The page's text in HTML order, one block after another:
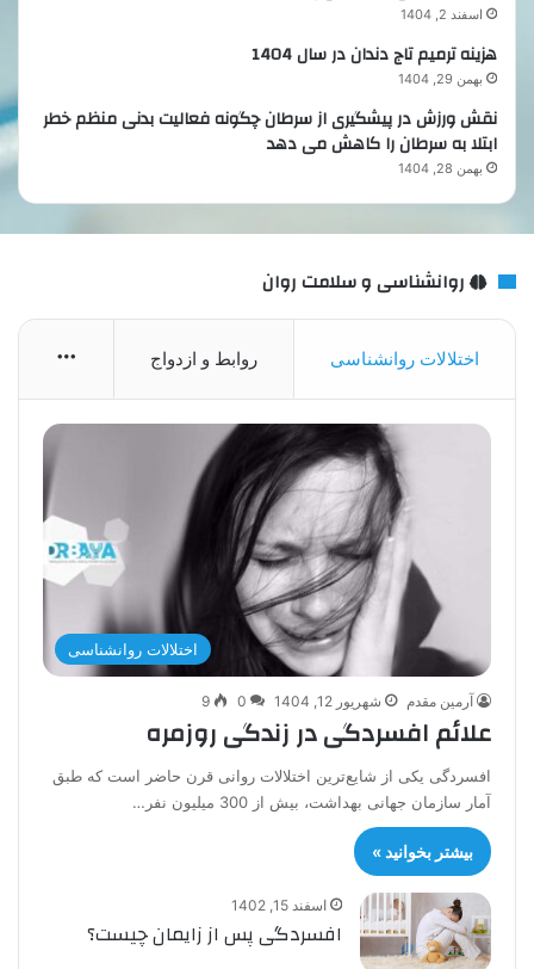
اسفند 2, 1404
هزینه ترمیم تاج دندان در سال 1404
بهمن 29, 1404
نقش ورزش در پیشگیری از سرطان چگونه فعالیت بدنی منظم خطر
ابتلا به سرطان را کاهش می دهد
بهمن 28, 1404
روانشناسی و سلامت روان
اختلالات روانشناسی روابط و ازدواج More
اختلالات روانشناسی
آرمین مقدم شهریور 12, 1404 0
9
علائم افسردگی در زندگی روزمره
افسردگی یکی از شایع‌ترین اختلالات روانی قرن حاضر است که طبق
آمار سازمان جهانی بهداشت، بیش از 300 میلیون نفر…
بیشتر بخوانید »
اسفند 15, 1402
افسردگی پس از زایمان چیست؟